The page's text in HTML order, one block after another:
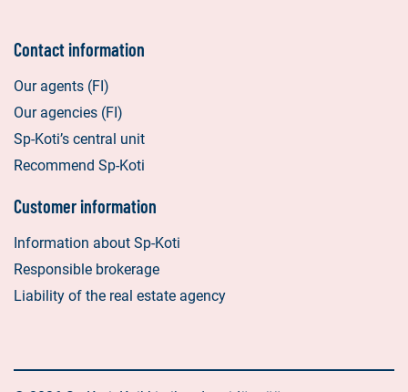
Contact information
Our agents (FI)
Our agencies (FI)
Sp-Koti’s central unit
Recommend Sp-Koti
Customer information
Information about Sp-Koti
Responsible brokerage
Liability of the real estate agency